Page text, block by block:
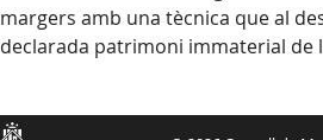
margers amb una tècnica que al
declarada patrimoni immaterial de